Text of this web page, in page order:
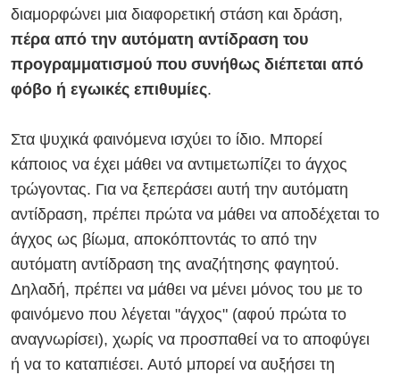
διαμορφώνει μια διαφορετική στάση και δράση,
πέρα από την αυτόματη αντίδραση του
προγραμματισμού που συνήθως διέπεται από
φόβο ή εγωικές επιθυμίες.
Στα ψυχικά φαινόμενα ισχύει το ίδιο. Μπορεί
κάποιος να έχει μάθει να αντιμετωπίζει το άγχος
τρώγοντας. Για να ξεπεράσει αυτή την αυτόματη
αντίδραση, πρέπει πρώτα να μάθει να αποδέχεται το
άγχος ως βίωμα, αποκόπτοντάς το από την
αυτόματη αντίδραση της αναζήτησης φαγητού.
Δηλαδή, πρέπει να μάθει να μένει μόνος του με το
φαινόμενο που λέγεται "άγχος" (αφού πρώτα το
αναγνωρίσει), χωρίς να προσπαθεί να το αποφύγει
ή να το καταπιέσει. Αυτό μπορεί να αυξήσει τη